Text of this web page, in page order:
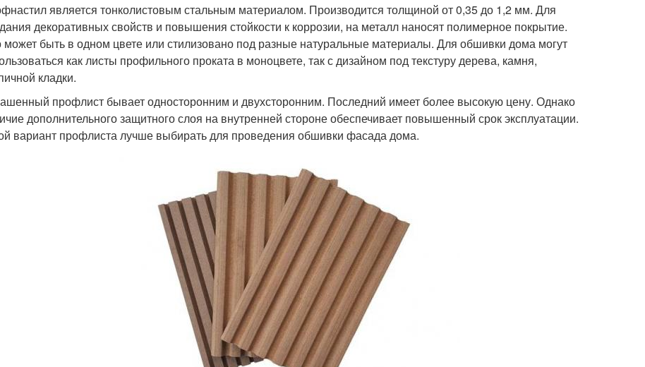
является тонколистовым стальным материалом. Производится толщиной от 0,35 до 1,2 мм. Для
декоративных свойств и повышения стойкости к коррозии, на металл наносят полимерное покрытие.
быть в одном цвете или стилизовано под разные натуральные материалы. Для обшивки дома могут
как листы профильного проката в моноцвете, так с дизайном под текстуру дерева, камня,
кладки.
профлист бывает односторонним и двухсторонним. Последний имеет более высокую цену. Однако
дополнительного защитного слоя на внутренней стороне обеспечивает повышенный срок эксплуатации.
вариант профлиста лучше выбирать для проведения обшивки фасада дома.